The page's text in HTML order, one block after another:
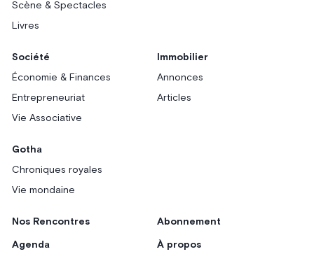
Scène & Spectacles
Livres
Société
Économie & Finances
Entrepreneuriat
Vie Associative
Immobilier
Annonces
Articles
Gotha
Chroniques royales
Vie mondaine
Nos Rencontres
Agenda
Abonnement
À propos